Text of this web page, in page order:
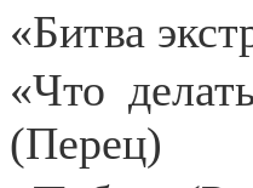
«Битва
«Что
(Перец)